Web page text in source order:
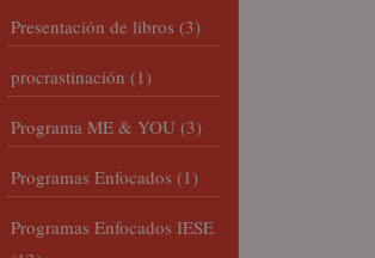
Presentación de libros (3)
procrastinación (1)
Programa ME & YOU (3)
Programas Enfocados (1)
Programas Enfocados IESE